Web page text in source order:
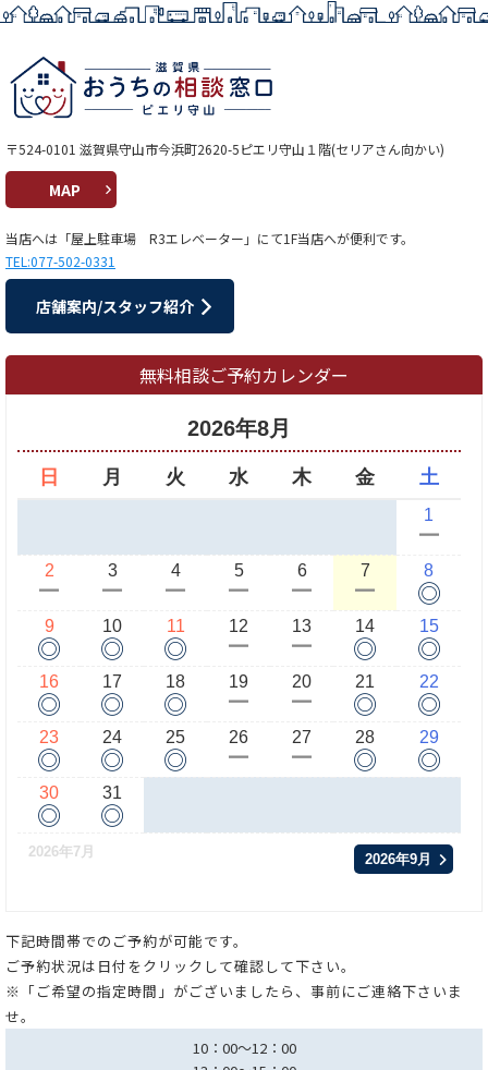
〒524-0101 滋賀県守山市今浜町2620-5ピエリ守山１階(セリアさん向かい)
MAP
当店へは「屋上駐車場 R3エレベーター」にて1F当店へが便利です。
TEL:077-502-0331
店舗案内/スタッフ紹介
無料相談ご予約カレンダー
2026年8月
日 月 火 水 木 金 土
1
ー
2
ー
3
ー
4
ー
5
ー
6
ー
7
ー
8
◎
9
◎
10
◎
11
◎
12
ー
13
ー
14
◎
15
◎
16
◎
17
◎
18
◎
19
ー
20
ー
21
◎
22
◎
23
◎
24
◎
25
◎
26
ー
27
ー
28
◎
29
◎
30
◎
31
◎
2026年7月 2026年9月
下記時間帯でのご予約が可能です。
ご予約状況は日付をクリックして確認して下さい。
※「ご希望の指定時間」がございましたら、事前にご連絡下さいま
せ。
10：00～12：00